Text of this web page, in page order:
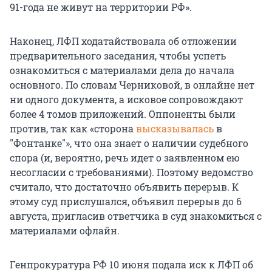
91-года не живут на территории РФ».
Наконец, ЛФП ходатайствовала об отложении
предварительного заседания, чтобы успеть
ознакомиться с материалами дела до начала
основного. По словам Черниковой, в онлайне нет
ни одного документа, а исковое сопровождают
более 4 томов приложений. Оппоненты были
против, так как «сторона высказываласьв
"Фонтанке"», что она знает о наличии судебного
спора (и, вероятно, речь идет о заявленном ею
несогласии с требованиями). Поэтому ведомство
считало, что достаточно объявить перерыв. К
этому суд прислушался, объявил перерыв до 6
августа, пригласив ответчика в суд знакомиться с
материалами офлайн.
Генпрокуратура РФ 10 июня подала иск к ЛФП об